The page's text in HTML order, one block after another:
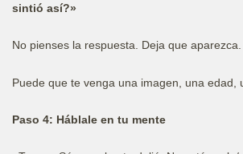
sintió así?»
No pienses la respuesta. Deja que aparezca.
Puede que te venga una imagen, una edad,
Paso 4: Háblale en tu mente